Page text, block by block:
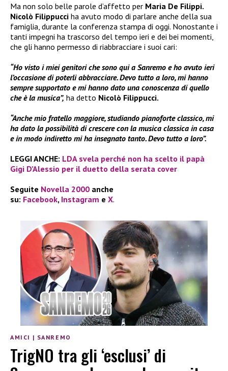
Ma non solo belle parole d’affetto per Maria De Filippi.
Nicolò Filippucci ha avuto modo di parlare anche della sua
famiglia, durante la conferenza stampa di oggi. Nonostante i
tanti impegni ha trascorso del tempo ieri e dei bei momenti,
che gli hanno permesso di riabbracciare i suoi cari:
“Ho visto i miei genitori che sono qui a Sanremo e ho avuto ieri
l’occasione di poterli abbracciare. Devo tutto a loro, mi hanno
sempre supportato e mi hanno dato una conoscenza di quello
che è la musica”, ha detto Nicolò Filippucci.
“Anche mio fratello maggiore, studiando pianoforte classico, mi
ha dato la possibilità di crescere con la musica classica in casa
e in modo indiretto mi ha insegnato tanto. Devo tutto a loro”.
LEGGI ANCHE: LDA svela perché non ha scelto il papà
Gigi D’Alessio per il duetto della serata cover
Seguite Novella 2000 anche
su: Facebook, Instagram e X.
AMICI | SANREMO
TrigNO tra gli ‘esclusi’ di